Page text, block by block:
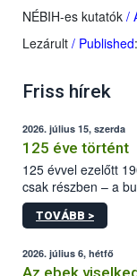
NÉBIH-es kutatók /
Lezárult / Published
Friss hírek
2026. július 15, szerda
125 éve történt
125 évvel ezelőtt
csak részben – a
állomás a Kis
tervezett új
TOVÁBB >
2026. július 6, hétfő
Az ebek